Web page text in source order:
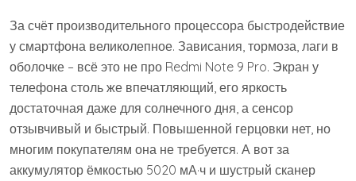
За счёт производительного процессора быстродействие
у смартфона великолепное. Зависания, тормоза, лаги в
оболочке – всё это не про Redmi Note 9 Pro. Экран у
телефона столь же впечатляющий, его яркость
достаточная даже для солнечного дня, а сенсор
отзывчивый и быстрый. Повышенной герцовки нет, но
многим покупателям она не требуется. А вот за
аккумулятор ёмкостью 5020 мА·ч и шустрый сканер